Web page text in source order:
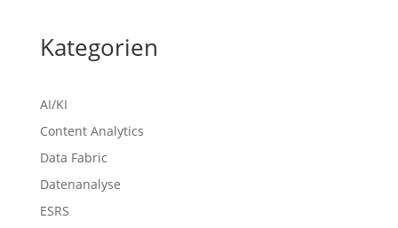
Kategorien
AI/KI
Content Analytics
Data Fabric
Datenanalyse
ESRS